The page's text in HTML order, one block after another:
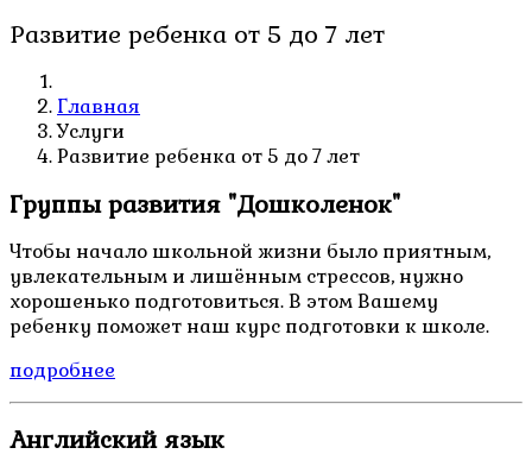
Развитие ребенка от 5 до 7 лет
Главная
Услуги
Развитие ребенка от 5 до 7 лет
Группы развития "Дошколенок"
Чтобы начало школьной жизни было приятным,
увлекательным и лишённым стрессов, нужно
хорошенько подготовиться. В этом Вашему
ребенку поможет наш курс подготовки к школе.
подробнее
Английский язык